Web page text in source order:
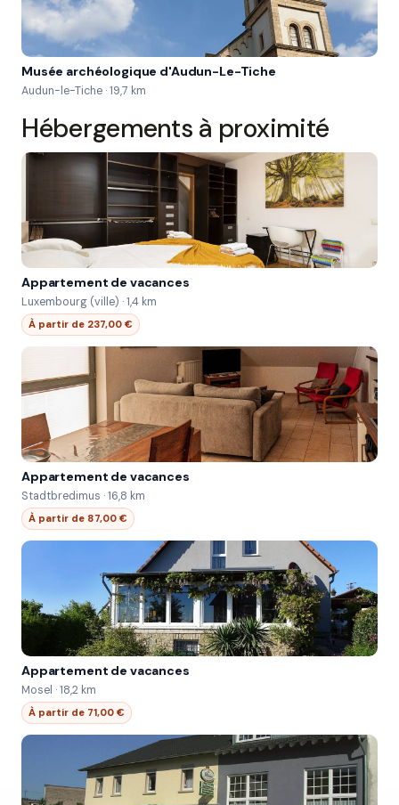
Musée archéologique d'Audun-Le-Tiche
Audun-le-Tiche · 19,7 km
Hébergements à proximité
Appartement de vacances
Luxembourg (ville) · 1,4 km
À partir de 237,00 €
Appartement de vacances
Stadtbredimus · 16,8 km
À partir de 87,00 €
Appartement de vacances
Mosel · 18,2 km
À partir de 71,00 €